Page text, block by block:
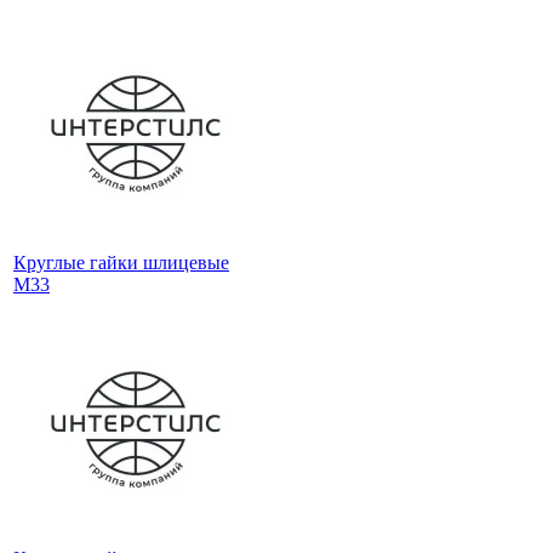
Круглые гайки шлицевые
М33